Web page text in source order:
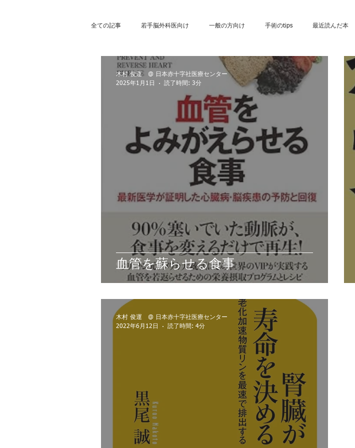
全ての記事 若手脳外科医向け 一般の方向け 手術のtips 最近読んだ本
脳動脈瘤 三叉神経痛 くも膜下出血 健康関連 脳外科手術
血管を蘇らせる食事
木村 俊運 @ 日本赤十字社医療センター
2025年1月1日
読了時間: 3分
木村 俊運 @ 日本赤十字社医療センター
2022年6月12日
読了時間: 4分